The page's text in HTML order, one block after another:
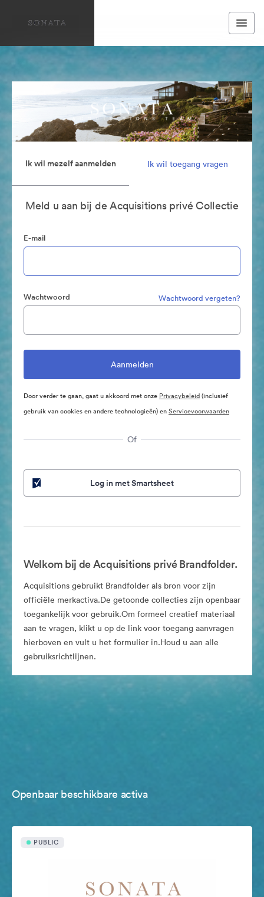
Ik wil mezelf aanmelden Ik wil toegang vragen
Meld u aan bij de Acquisitions privé Collectie
E-mail
Wachtwoord Wachtwoord vergeten?
Door verder te gaan, gaat u akkoord met onze Privacybeleid(inclusief
gebruik van cookies en andere technologieën) enServicevoorwaarden
Of
Log in met Smartsheet
Welkom bij de Acquisitions privé Brandfolder.
Acquisitions gebruikt Brandfolder als bron voor zijn
officiële merkactiva.De getoonde collecties zijn openbaar
toegankelijk voor gebruik.Om formeel creatief materiaal
aan te vragen, klikt u op de link voor toegang aanvragen
hierboven en vult u het formulier in.Houd u aan alle
gebruiksrichtlijnen.
Openbaar beschikbare activa
PUBLIC